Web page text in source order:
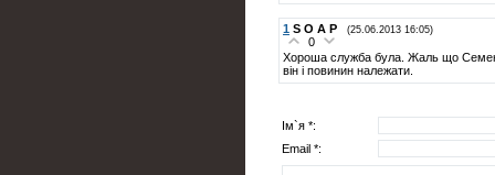
1 S O A P (25.06.2013 16:05)
0
Хороша служба була. Жаль що
він і повинин належати.
Ім`я *:
Email *: